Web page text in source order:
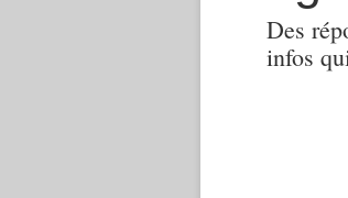
Des
infos